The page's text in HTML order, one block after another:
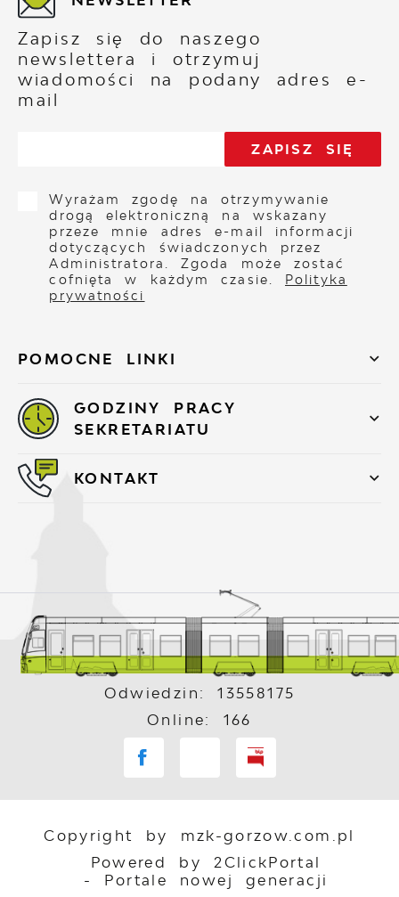
POMOCNE LINKI
Zapisz się do naszego
newslettera i otrzymuj
wiadomości na podany adres e-
mail
Wyrażam zgodę na otrzymywanie
drogą elektroniczną na wskazany
przeze mnie adres e-mail informacji
dotyczących świadczonych przez
Administratora. Zgoda może zostać
cofnięta w każdym czasie. Polityka
prywatności
GODZINY PRACY
SEKRETARIATU
KONTAKT
Odwiedzin: 13558175
Online: 166
Copyright by mzk-gorzow.com.pl
Powered by 2ClickPortal
- Portale nowej generacji